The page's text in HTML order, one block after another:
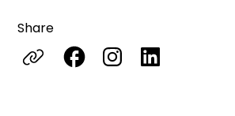
Share